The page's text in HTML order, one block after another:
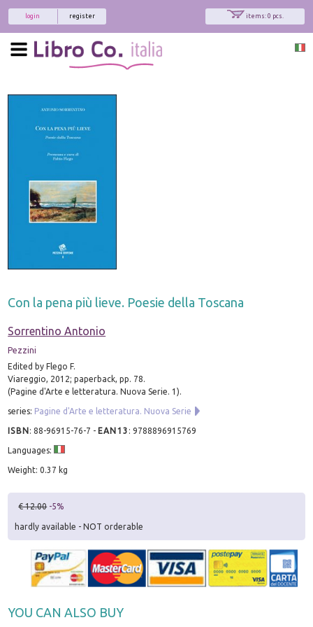
items: 0 pcs.
register
login
Con la pena più lieve. Poesie della Toscana
Sorrentino Antonio
Pezzini
Edited by Flego F.
Viareggio, 2012; paperback, pp. 78.
(Pagine d'Arte e letteratura. Nuova Serie. 1).
series: Pagine d'Arte e letteratura. Nuova Serie
ISBN:88-96915-76-7 - EAN13 :9788896915769
Languages:
Weight: 0.37 kg
€ 12.00 -5%
hardly available - NOT orderable
YOU CAN ALSO BUY